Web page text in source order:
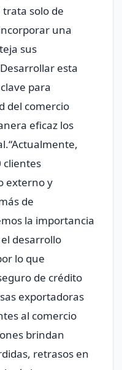
solo de
una
sus
esta
para
del comercio
eficaz los
clientes
externo y
de
la importancia
desarrollo
lo que
de crédito
exportadoras
al comercio
brindan
retrasos en